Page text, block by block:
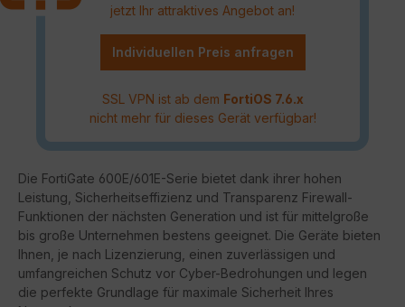
jetzt Ihr attraktives Angebot an!
Individuellen Preis anfragen
SSL VPN ist ab dem FortiOS 7.6.x
nicht mehr für dieses Gerät verfügbar!
Die FortiGate 600E/601E-Serie bietet dank ihrer hohen
Leistung, Sicherheitseffizienz und Transparenz Firewall-
Funktionen der nächsten Generation und ist für mittelgroße
bis große Unternehmen bestens geeignet. Die Geräte bieten
Ihnen, je nach Lizenzierung, einen zuverlässigen und
umfangreichen Schutz vor Cyber-Bedrohungen und legen
die perfekte Grundlage für maximale Sicherheit Ihres